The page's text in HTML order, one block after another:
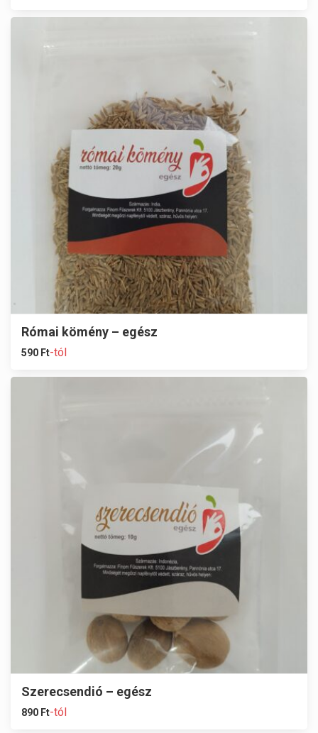
Római kömény – egész
590 Ft-tól
Szerecsendió – egész
890 Ft-tól